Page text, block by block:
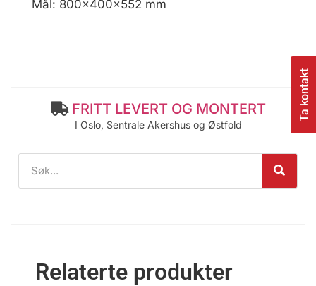
Ta kontakt
Mål: 800x400x552 mm
FRITT LEVERT OG MONTERT
I Oslo, Sentrale Akershus og Østfold
Relaterte produkter